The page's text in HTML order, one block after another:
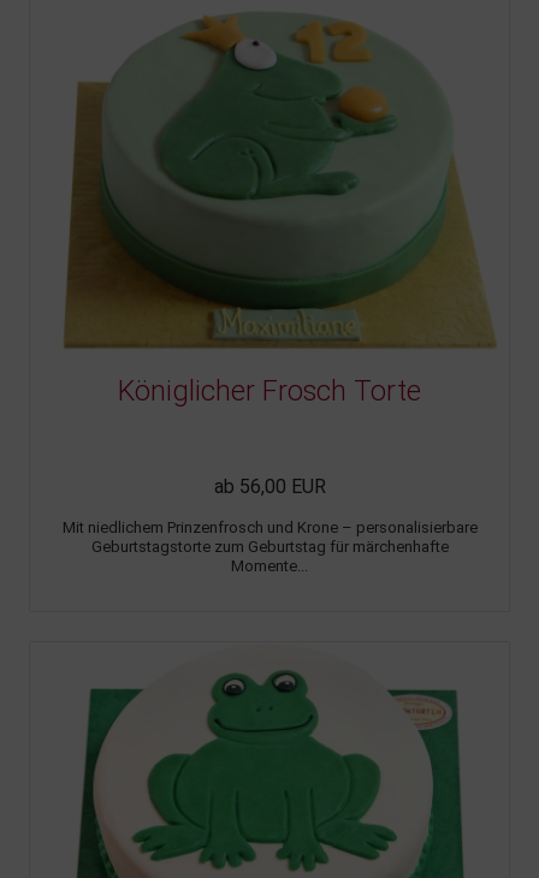
Königlicher Frosch Torte
ab 56,00 EUR
Mit niedlichem Prinzenfrosch und Krone – personalisierbare
Geburtstagstorte zum Geburtstag für märchenhafte
Momente...